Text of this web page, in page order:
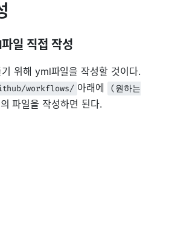
일 직접 작성
위해 yml파일을 작성할 것이다.
workflows/ 아래에
(원하는
파일을 작성하면 된다.